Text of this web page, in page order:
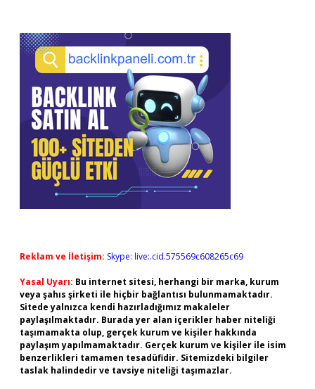
Reklam ve İletişim: Skype: live:.cid.575569c608265c69
Yasal Uyarı: Bu internet sitesi, herhangi bir marka, kurum
veya şahıs şirketi ile hiçbir bağlantısı bulunmamaktadır.
Sitede yalnızca kendi hazırladığımız makaleler
paylaşılmaktadır. Burada yer alan içerikler haber niteliği
taşımamakta olup, gerçek kurum ve kişiler hakkında
paylaşım yapılmamaktadır. Gerçek kurum ve kişiler ile isim
benzerlikleri tamamen tesadüfidir. Sitemizdeki bilgiler
taslak halindedir ve tavsiye niteliği taşımazlar.